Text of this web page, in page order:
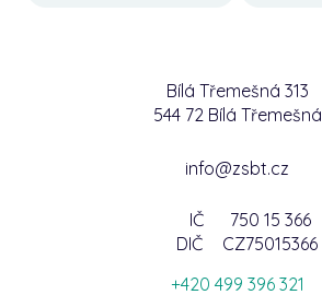
Bílá Třemešná 313
544 72 Bílá Třemešná
info@zsbt.cz
IČ
750 15 366
DIČ
CZ75015366
+420 499 396 321